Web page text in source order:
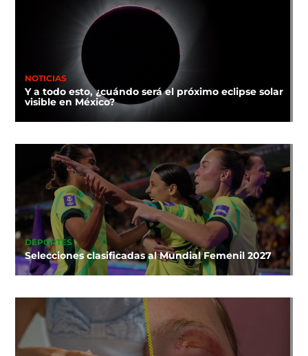
NOTICIAS
Y a todo esto, ¿cuándo será el próximo eclipse solar
visible en México?
DEPORTES
Selecciones clasificadas al Mundial Femenil 2027